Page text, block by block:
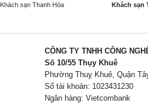
Khách sạn Thanh Hóa Khách sạn
CÔNG TY TNHH CÔNG
Số 10/55 Thụy Khuê
Phường Thuỵ Khuê, Quận
Số tài khoản: 1023431230
Ngân hàng: Vietcombank